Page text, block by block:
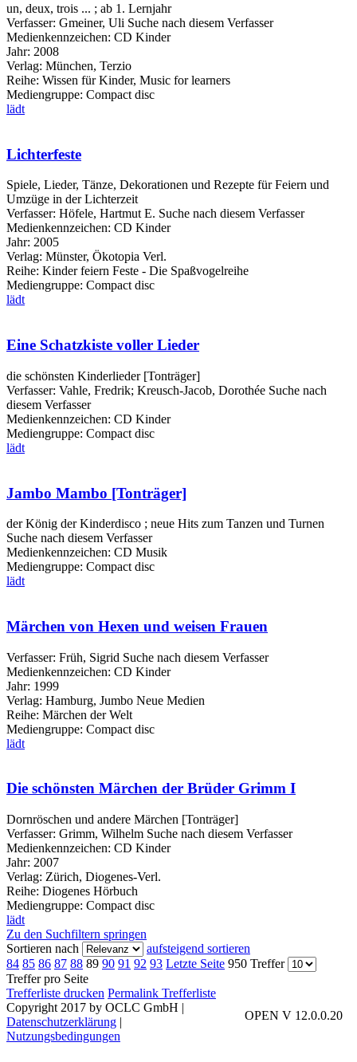
un, deux, trois ... ; ab 1. Lernjahr
Verfasser: Gmeiner, Uli Suche nach diesem Verfasser
Medienkennzeichen: CD Kinder
Jahr: 2008
Verlag: München, Terzio
Reihe: Wissen für Kinder, Music for learners
Mediengruppe: Compact disc
lädt
Lichterfeste
Spiele, Lieder, Tänze, Dekorationen und Rezepte für Feiern und
Umzüge in der Lichterzeit
Verfasser: Höfele, Hartmut E. Suche nach diesem Verfasser
Medienkennzeichen: CD Kinder
Jahr: 2005
Verlag: Münster, Ökotopia Verl.
Reihe: Kinder feiern Feste - Die Spaßvogelreihe
Mediengruppe: Compact disc
lädt
Eine Schatzkiste voller Lieder
die schönsten Kinderlieder [Tonträger]
Verfasser: Vahle, Fredrik; Kreusch-Jacob, Dorothée Suche nach
diesem Verfasser
Medienkennzeichen: CD Kinder
Mediengruppe: Compact disc
lädt
Jambo Mambo [Tonträger]
der König der Kinderdisco ; neue Hits zum Tanzen und Turnen
Suche nach diesem Verfasser
Medienkennzeichen: CD Musik
Mediengruppe: Compact disc
lädt
Märchen von Hexen und weisen Frauen
Verfasser: Früh, Sigrid Suche nach diesem Verfasser
Medienkennzeichen: CD Kinder
Jahr: 1999
Verlag: Hamburg, Jumbo Neue Medien
Reihe: Märchen der Welt
Mediengruppe: Compact disc
lädt
Die schönsten Märchen der Brüder Grimm I
Dornröschen und andere Märchen [Tonträger]
Verfasser: Grimm, Wilhelm Suche nach diesem Verfasser
Medienkennzeichen: CD Kinder
Jahr: 2007
Verlag: Zürich, Diogenes-Verl.
Reihe: Diogenes Hörbuch
Mediengruppe: Compact disc
lädt
Zu den Suchfiltern springen
Sortieren nach
aufsteigend sortieren
84 85 86 87 88 89 90 91 92 93 Letzte Seite 950 Treffer
Treffer pro Seite
Trefferliste drucken Permalink Trefferliste
OPEN V 12.0.0.20
Copyright 2017 by OCLC GmbH |
Datenschutzerklärung |
Nutzungsbedingungen